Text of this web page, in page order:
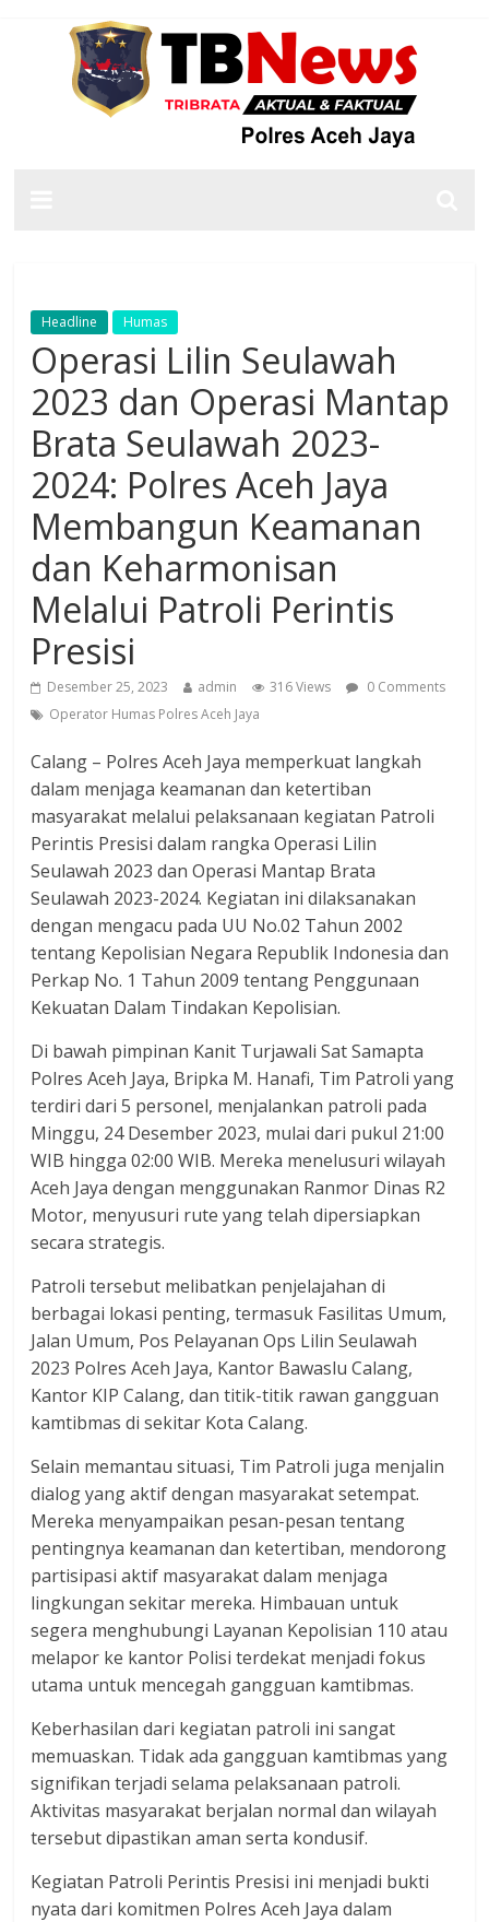
Headline Humas
Operasi Lilin Seulawah
2023 dan Operasi Mantap
Brata Seulawah 2023-
2024: Polres Aceh Jaya
Membangun Keamanan
dan Keharmonisan
Melalui Patroli Perintis
Presisi
Desember 25, 2023 admin 316 Views
0 Comments
Operator Humas Polres Aceh Jaya
Calang – Polres Aceh Jaya memperkuat langkah
dalam menjaga keamanan dan ketertiban
masyarakat melalui pelaksanaan kegiatan Patroli
Perintis Presisi dalam rangka Operasi Lilin
Seulawah 2023 dan Operasi Mantap Brata
Seulawah 2023-2024. Kegiatan ini dilaksanakan
dengan mengacu pada UU No.02 Tahun 2002
tentang Kepolisian Negara Republik Indonesia dan
Perkap No. 1 Tahun 2009 tentang Penggunaan
Kekuatan Dalam Tindakan Kepolisian.
Di bawah pimpinan Kanit Turjawali Sat Samapta
Polres Aceh Jaya, Bripka M. Hanafi, Tim Patroli yang
terdiri dari 5 personel, menjalankan patroli pada
Minggu, 24 Desember 2023, mulai dari pukul 21:00
WIB hingga 02:00 WIB. Mereka menelusuri wilayah
Aceh Jaya dengan menggunakan Ranmor Dinas R2
Motor, menyusuri rute yang telah dipersiapkan
secara strategis.
Patroli tersebut melibatkan penjelajahan di
berbagai lokasi penting, termasuk Fasilitas Umum,
Jalan Umum, Pos Pelayanan Ops Lilin Seulawah
2023 Polres Aceh Jaya, Kantor Bawaslu Calang,
Kantor KIP Calang, dan titik-titik rawan gangguan
kamtibmas di sekitar Kota Calang.
Selain memantau situasi, Tim Patroli juga menjalin
dialog yang aktif dengan masyarakat setempat.
Mereka menyampaikan pesan-pesan tentang
pentingnya keamanan dan ketertiban, mendorong
partisipasi aktif masyarakat dalam menjaga
lingkungan sekitar mereka. Himbauan untuk
segera menghubungi Layanan Kepolisian 110 atau
melapor ke kantor Polisi terdekat menjadi fokus
utama untuk mencegah gangguan kamtibmas.
Keberhasilan dari kegiatan patroli ini sangat
memuaskan. Tidak ada gangguan kamtibmas yang
signifikan terjadi selama pelaksanaan patroli.
Aktivitas masyarakat berjalan normal dan wilayah
tersebut dipastikan aman serta kondusif.
Kegiatan Patroli Perintis Presisi ini menjadi bukti
nyata dari komitmen Polres Aceh Jaya dalam